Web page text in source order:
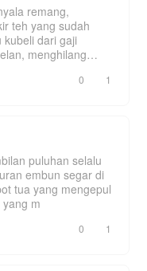
berjuang dalam pernikahan
Fathan terus
Akankah ketulusan
dinding ustadz.
remang,
teh yang sudah
kubeli dari gaji
menghilang
0 1
puluhan selalu
embun segar di
tua yang mengepul
m
0 1